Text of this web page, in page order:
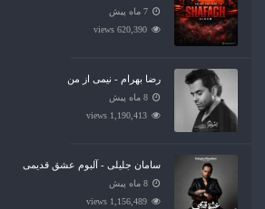
7 ماه پیش
620,390 views
رضا بهرام - نیمی از من
8 ماه پیش
1,190,413 views
سامان جلیلی - آلبوم عشق قدیمی
8 ماه پیش
1,156,489 views